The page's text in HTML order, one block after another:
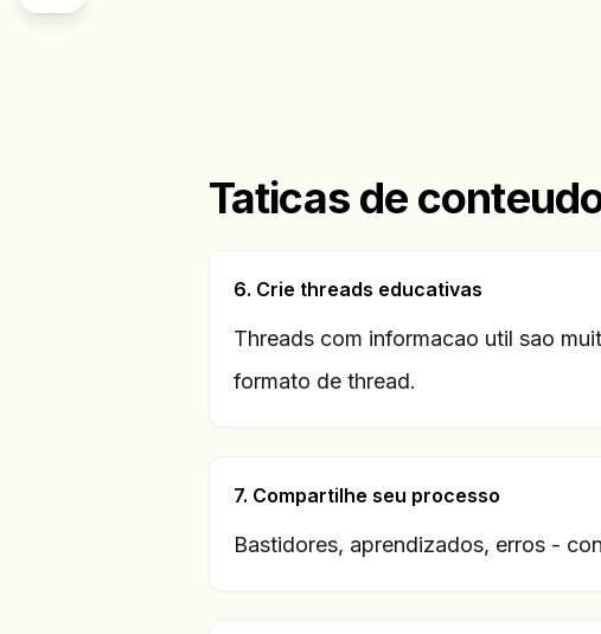
Taticas de
6. Crie threads educativas
Threads com informacao util sao
formato de thread.
7. Compartilhe seu processo
Bastidores, aprendizados, erros -